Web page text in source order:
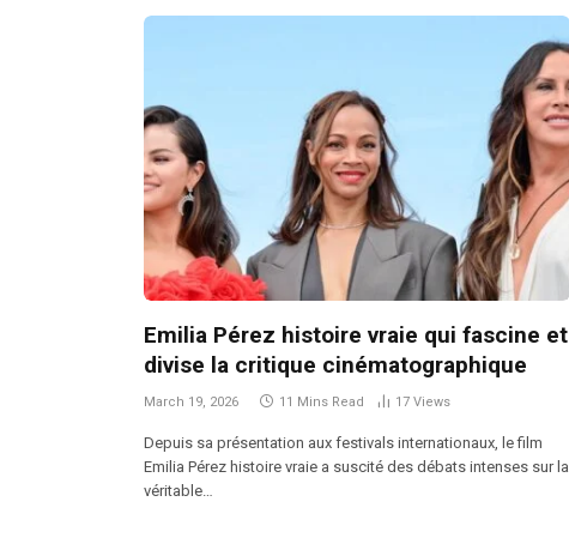
Emilia Pérez histoire vraie qui fascine et
divise la critique cinématographique
March 19, 2026 11 Mins Read 17 Views
Depuis sa présentation aux festivals internationaux, le film
Emilia Pérez histoire vraie a suscité des débats intenses sur la
véritable…